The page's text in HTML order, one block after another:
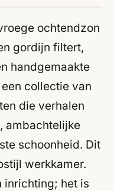
ochtendzon
gordijn filtert,
handgemaakte
collectie van
die verhalen
ambachtelijke
schoonheid. Dit
werkkamer.
inrichting; het is